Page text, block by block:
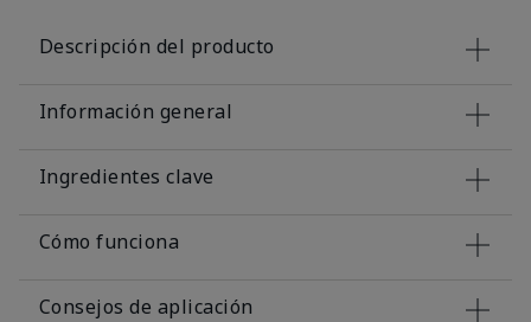
Descripción del producto
Información general
Ingredientes clave
Cómo funciona
Consejos de aplicación